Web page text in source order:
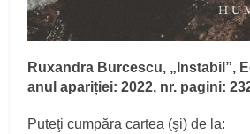
Ruxandra Burcescu, „Instabil”,
anul apariției: 2022, nr. pagini:
Puteţi cumpăra cartea (şi) de la: